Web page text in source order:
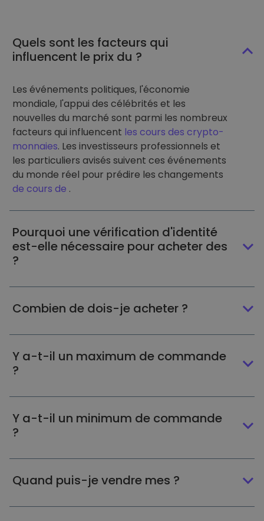
Quels sont les facteurs qui
influencent le prix du ?
Les événements politiques, l'économie
mondiale, l'appui des célébrités et les
nouvelles du marché sont parmi les nombreux
facteurs qui influencent les cours des crypto-
monnaies. Les investisseurs professionnels et
les particuliers avisés suivent ces événements
du monde réel pour prédire les changements
de cours de .
Pourquoi une vérification d'identité
est-elle nécessaire pour acheter des
?
Combien de dois-je acheter ?
Y a-t-il un maximum de commande
?
Y a-t-il un minimum de commande
?
Quand puis-je vendre mes ?